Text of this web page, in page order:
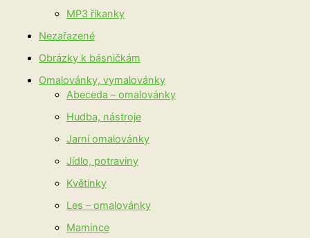
MP3 říkanky
Nezařazené
Obrázky k básničkám
Omalovánky, vymalovánky
Abeceda – omalovánky
Hudba, nástroje
Jarní omalovánky
Jídlo, potraviny
Květinky
Les – omalovánky
Mamince